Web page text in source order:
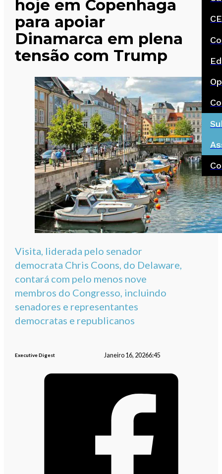
hoje em Copenhaga
para apoiar
Dinamarca em plena
tensão com Trump
Visita, liderada pelo senador
democrata Chris Coons, do Delaware,
contará com pelo menos nove
membros do Congresso, incluindo
senadores e representantes
democratas e republicanos
Executive Digest Janeiro 16, 20266:45